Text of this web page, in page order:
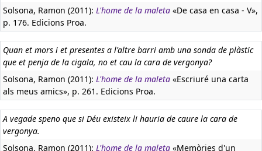
Solsona, Ramon (2011): L'home de la maleta «De casa en casa - V»,
p. 176. Edicions Proa.
Quan et mors i et presentes a l'altre barri amb una sonda de plàstic
que et penja de la cigala, no et cau la cara de vergonya?
Solsona, Ramon (2011): L'home de la maleta «Escriuré una carta
als meus amics», p. 261. Edicions Proa.
A vegade speno que si Déu existeix li hauria de caure la cara de
vergonya.
Solsona, Ramon (2011): L'home de la maleta «Memòries d'un